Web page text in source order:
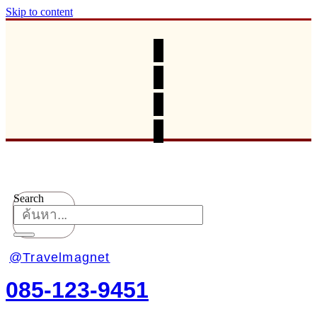
Skip to content
Search
@Travelmagnet
085-123-9451